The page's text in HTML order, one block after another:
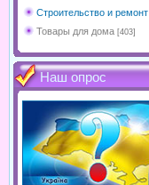
Строительство и ремонт
Товары для дома [403]
Наш опрос